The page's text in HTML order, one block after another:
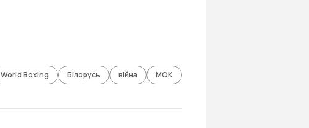
World Boxing Білорусь війна МОК